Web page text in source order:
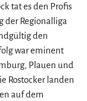
tat es den Profis
der Regionalliga
den
war eminent
Plauen und
Rostocker landen
auf dem